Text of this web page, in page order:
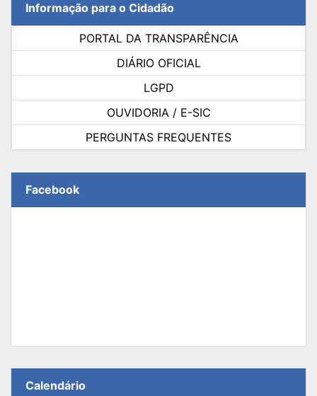
Informação para o Cidadão
PORTAL DA TRANSPARÊNCIA
DIÁRIO OFICIAL
LGPD
OUVIDORIA / E-SIC
PERGUNTAS FREQUENTES
Facebook
Calendário